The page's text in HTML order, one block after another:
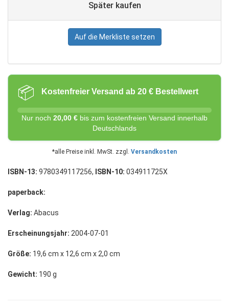
Später kaufen
Auf die Merkliste setzen
📦 Kostenfreier Versand ab 20 € Bestellwert
Nur noch 20,00 € bis zum kostenfreien Versand innerhalb
Deutschlands
*alle Preise inkl. MwSt. zzgl. Versandkosten
ISBN-13: 9780349117256, ISBN-10: 034911725X
paperback:
Verlag: Abacus
Erscheinungsjahr: 2004-07-01
Größe: 19,6 cm x 12,6 cm x 2,0 cm
Gewicht: 190 g